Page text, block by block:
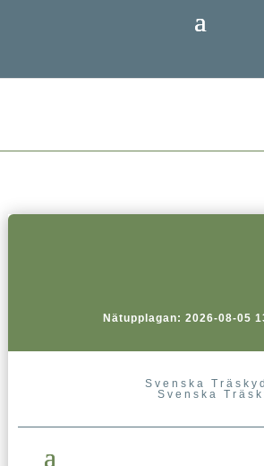
Nätupplagan: 2026-08-05
Svenska
Svenska